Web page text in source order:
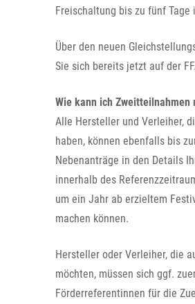
Freischaltung bis zu fünf Tage
Über den neuen
Sie sich bereits jetzt auf der
Wie kann ich Zweitteilnahmen
Alle Hersteller und Verleiher,
haben, können ebenfalls bis
Nebenanträge in den Details
innerhalb des
um ein Jahr ab erzieltem
machen können.
Hersteller oder Verleiher, die
möchten, müssen sich ggf.
Förderreferentinnen für die